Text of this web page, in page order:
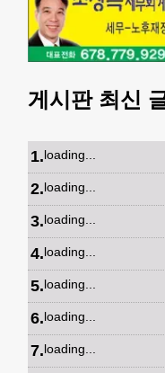
게시판 최신
1.loading...
2.loading...
3.loading...
4.loading...
5.loading...
6.loading...
7.loading...